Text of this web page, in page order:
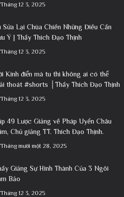
Tháng 12 3, 2025
Sửa Lại Chùa Chiền Những Điều Cần
Ý | Thầy Thích Đạo Thịnh
Tháng 12 3, 2025
Kinh điển mà tu thì không ai có thể
thoát #shorts │Thầy Thích Đạo Thịnh
Tháng 12 3, 2025
49 Lược Giảng về Pháp Uyển Châu
Chủ giảng TT. Thích Đạo Thịnh.
Tháng mười một 28, 2025
Giảng Sự Hình Thành Của 3 Ngôi
Bảo
Tháng 12 3, 2025